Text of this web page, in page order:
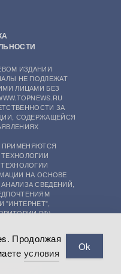
ИЗДАНИИ
НЕ ПОДЛЕЖАТ
ЛИЦАМИ БЕЗ
ЗА
СОДЕРЖАЩЕЙСЯ
ПРИМЕНЯЮТСЯ
НА ОСНОВЕ
СВЕДЕНИЙ,
"ИНТЕРНЕТ",
РФ)
Продолжая
условия
Ok